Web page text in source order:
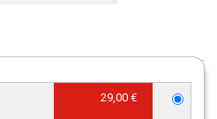
29,00 €